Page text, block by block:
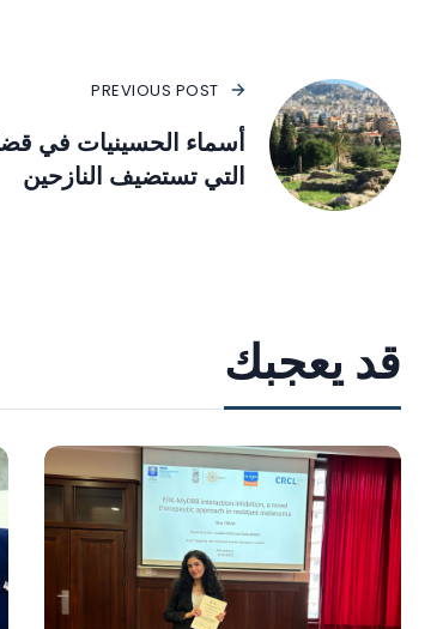
PREVIOUS POST
أسماء الحسينيات في
التي تستضيف النازحين
قد يعجبك